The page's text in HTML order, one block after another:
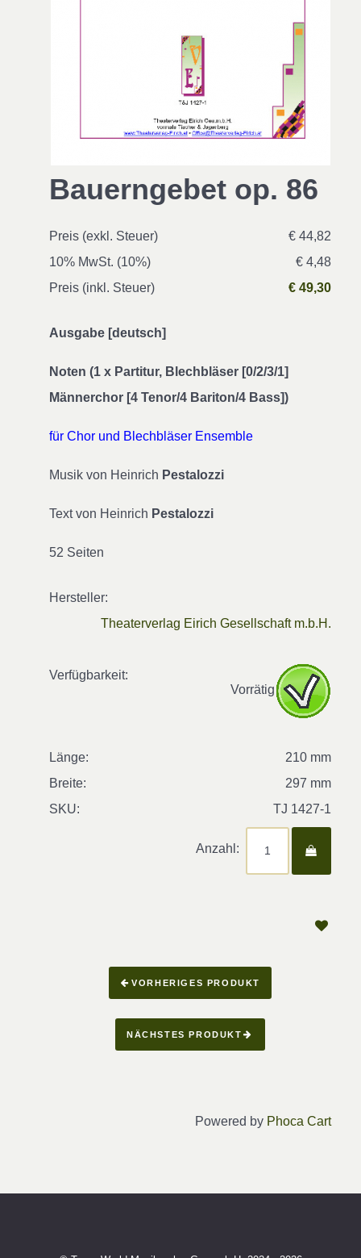
Bauerngebet op. 86
Preis (exkl. Steuer)
€ 44,82
10% MwSt. (10%)
€ 4,48
Preis (inkl. Steuer)
€ 49,30
Ausgabe [deutsch]
Noten (1 x Partitur, Blechbläser [0/2/3/1]
Männerchor [4 Tenor/4 Bariton/4 Bass])
für Chor und Blechbläser Ensemble
Musik von Heinrich Pestalozzi
Text von Heinrich Pestalozzi
52 Seiten
Hersteller:
Theaterverlag Eirich Gesellschaft m.b.H.
Verfügbarkeit:
Vorrätig
Länge:
210 mm
Breite:
297 mm
SKU:
TJ 1427-1
Anzahl:
VORHERIGES PRODUKT
NÄCHSTES PRODUKT
Powered by Phoca Cart